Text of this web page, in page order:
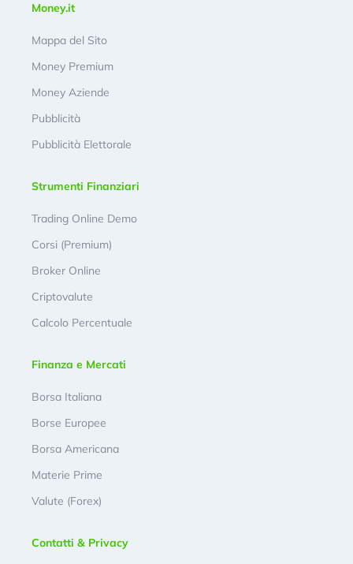
Money.it
Mappa del Sito
Money Premium
Money Aziende
Pubblicità
Pubblicità Elettorale
Strumenti Finanziari
Trading Online Demo
Corsi (Premium)
Broker Online
Criptovalute
Calcolo Percentuale
Finanza e Mercati
Borsa Italiana
Borse Europee
Borsa Americana
Materie Prime
Valute (Forex)
Contatti & Privacy